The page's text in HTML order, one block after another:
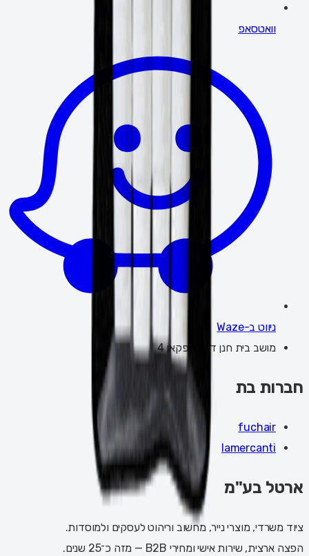
וואטסאפ
ניווט ב-Waze
מושב בית חנן דרך הפקאן 4
חברות בת
fuchair
lamercanti
ארטל בע"מ
ציוד משרדי, מוצרי נייר, מחשוב וריהוט לעסקים ולמוסדות.
הפצה ארצית, שירות אישי ומחירי B2B — מזה כ־25 שנים.